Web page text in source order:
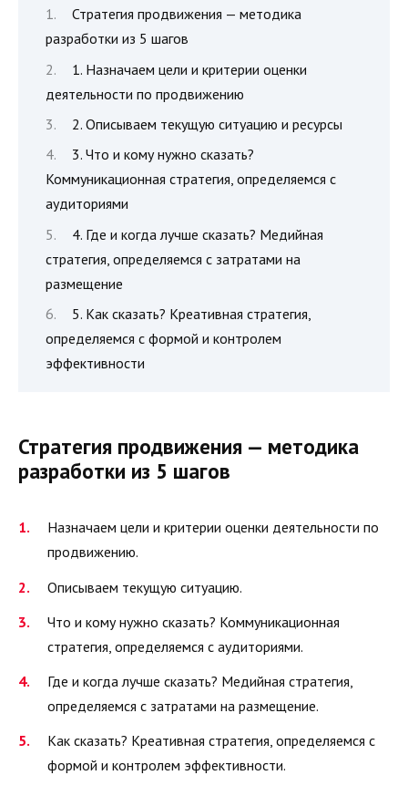
Стратегия продвижения — методика
разработки из 5 шагов
1. Назначаем цели и критерии оценки
деятельности по продвижению
2. Описываем текущую ситуацию и ресурсы
3. Что и кому нужно сказать?
Коммуникационная стратегия, определяемся с
аудиториями
4. Где и когда лучше сказать? Медийная
стратегия, определяемся с затратами на
размещение
5. Как сказать? Креативная стратегия,
определяемся с формой и контролем
эффективности
Стратегия продвижения — методика
разработки из 5 шагов
Назначаем цели и критерии оценки деятельности по
продвижению.
Описываем текущую ситуацию.
Что и кому нужно сказать? Коммуникационная
стратегия, определяемся с аудиториями.
Где и когда лучше сказать? Медийная стратегия,
определяемся с затратами на размещение.
Как сказать? Креативная стратегия, определяемся с
формой и контролем эффективности.